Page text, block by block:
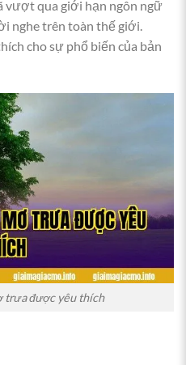
vượt qua giới hạn ngôn ngữ
nghe trên toàn thế giới.
cho sự phổ biến của bản
trưa được yêu thích